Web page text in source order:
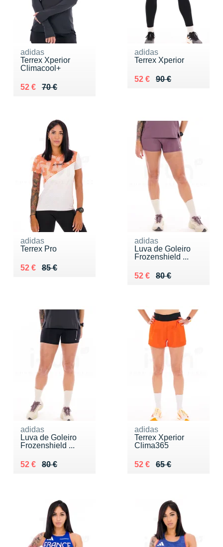
adidas
Terrex Xperior
Climacool+
70 €
Au lieu de 70 €
52 €
Vendu 52 €
adidas
Terrex Xperior
90 €
Au lieu de 90 €
52 €
Vendu 52 €
adidas
Terrex Pro
85 €
Au lieu de 85 €
52 €
Vendu 52 €
adidas
Luva de Goleiro
Frozenshield ...
80 €
Au lieu de 80 €
52 €
Vendu 52 €
adidas
Luva de Goleiro
Frozenshield ...
80 €
Au lieu de 80 €
52 €
Vendu 52 €
adidas
Terrex Xperior
Clima365
65 €
Au lieu de 65 €
52 €
Vendu 52 €